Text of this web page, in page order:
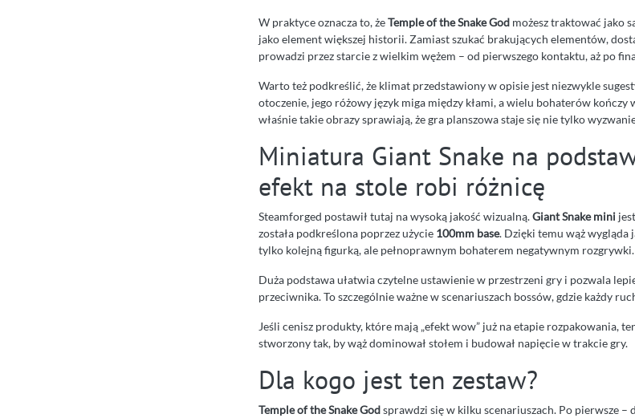
W praktyce oznacza to, żeTemple of the Snake God możesz traktować jako
jako element większej historii. Zamiast szukać brakujących elementów,
prowadzi przez starcie z wielkim wężem – od pierwszego kontaktu, aż po
Warto też podkreślić, że klimat przedstawiony w opisie jest niezwykle
otoczenie, jego różowy język miga między kłami, a wielu bohaterów kończy
właśnie takie obrazy sprawiają, że gra planszowa staje się nie tylko
Miniatura Giant Snake na
efekt na stole robi różnicę
Steamforged postawił tutaj na wysoką jakość wizualną.Giant Snake mini
została podkreślona poprzez użycie 100mm base. Dzięki temu wąż wygląda
tylko kolejną figurką, ale pełnoprawnym bohaterem negatywnym rozgrywki.
Duża podstawa ułatwia czytelne ustawienie w przestrzeni gry i pozwala
przeciwnika. To szczególnie ważne w scenariuszach bossów, gdzie każdy
Jeśli cenisz produkty, które mają „efekt wow” już na etapie rozpakowania,
stworzony tak, by wąż dominował stołem i budował napięcie w trakcie gry.
Dla kogo jest ten zestaw?
Temple of the Snake Godsprawdzi się w kilku scenariuszach. Po pierwsze –